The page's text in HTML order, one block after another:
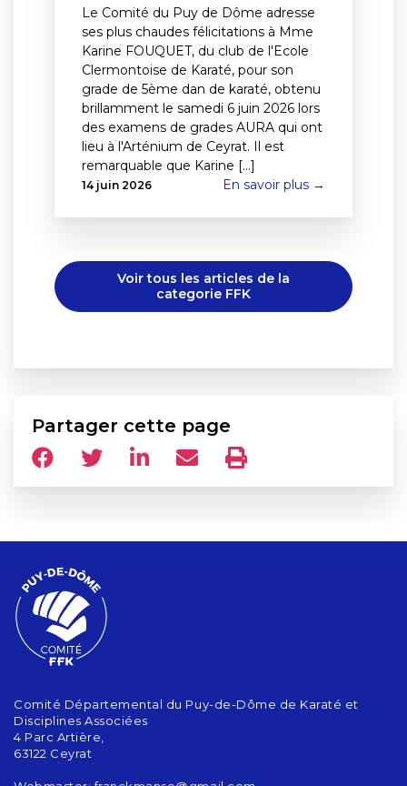
Le Comité du Puy de Dôme adresse
ses plus chaudes félicitations à Mme
Karine FOUQUET, du club de l'Ecole
Clermontoise de Karaté, pour son
grade de 5ème dan de karaté, obtenu
brillamment le samedi 6 juin 2026 lors
des examens de grades AURA qui ont
lieu à l'Arténium de Ceyrat. Il est
remarquable que Karine [...]
14 juin 2026 En savoir plus →
Voir tous les articles de la
categorie FFK
Partager cette page
Comité Départemental du Puy-de-Dôme de Karaté et
Disciplines Associées
4 Parc Artière,
63122 Ceyrat